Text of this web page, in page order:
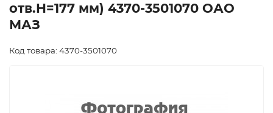
отв.H=177 мм) 4370-3501070 ОАО
МАЗ
Код товара: 4370-3501070